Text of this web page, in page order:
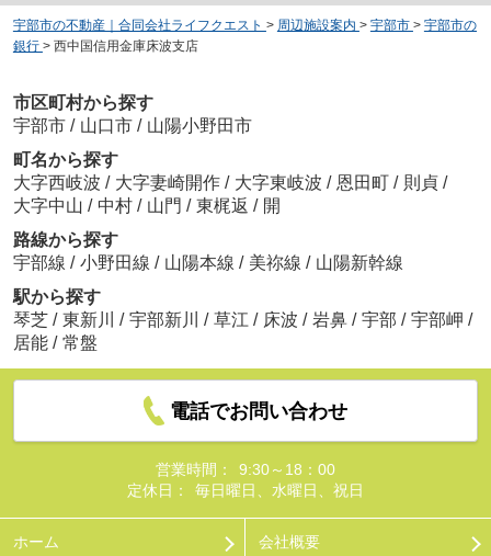
宇部市の不動産｜合同会社ライフクエスト > 周辺施設案内 > 宇部市 > 宇部市の
銀行 > 西中国信用金庫床波支店
市区町村から探す
宇部市 / 山口市 / 山陽小野田市
町名から探す
大字西岐波 / 大字妻崎開作 / 大字東岐波 / 恩田町 / 則貞 /
大字中山 / 中村 / 山門 / 東梶返 / 開
路線から探す
宇部線 / 小野田線 / 山陽本線 / 美祢線 / 山陽新幹線
駅から探す
琴芝 / 東新川 / 宇部新川 / 草江 / 床波 / 岩鼻 / 宇部 / 宇部岬 /
居能 / 常盤
電話でお問い合わせ
営業時間：
9:30～18：00
定休日：
毎日曜日、水曜日、祝日
ホーム 会社概要